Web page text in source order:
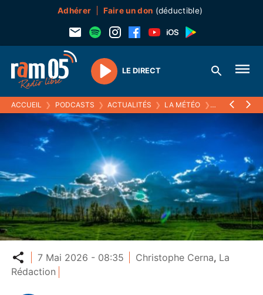
Adhérer Faire un don (déductible)
Play
LE DIRECT
ACCUEIL ❯ PODCASTS ❯ ACTUALITÉS ❯ LA MÉTÉO ❯ 07 MAI 2026
Partager
7 Mai 2026 - 08:35 Christophe Cerna, La
Rédaction